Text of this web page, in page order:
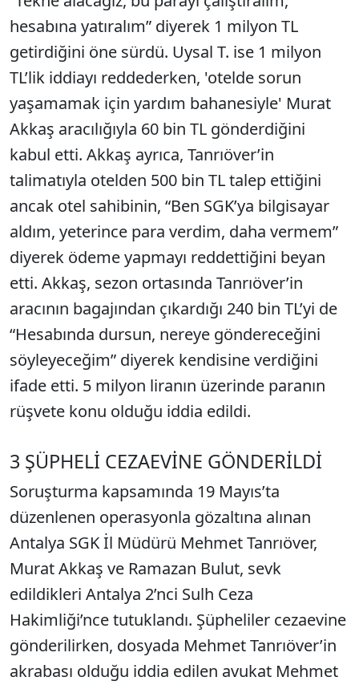
hesabına yatıralım” diyerek 1 milyon TL
getirdiğini öne sürdü. Uysal T. ise 1 milyon
TL’lik iddiayı reddederken, 'otelde sorun
yaşamamak için yardım bahanesiyle' Murat
Akkaş aracılığıyla 60 bin TL gönderdiğini
kabul etti. Akkaş ayrıca, Tanrıöver’in
talimatıyla otelden 500 bin TL talep ettiğini
ancak otel sahibinin, “Ben SGK’ya bilgisayar
aldım, yeterince para verdim, daha vermem”
diyerek ödeme yapmayı reddettiğini beyan
etti. Akkaş, sezon ortasında Tanrıöver’in
aracının bagajından çıkardığı 240 bin TL’yi de
“Hesabında dursun, nereye göndereceğini
söyleyeceğim” diyerek kendisine verdiğini
ifade etti. 5 milyon liranın üzerinde paranın
rüşvete konu olduğu iddia edildi.
3 ŞÜPHELİ CEZAEVİNE GÖNDERİLDİ
Soruşturma kapsamında 19 Mayıs’ta
düzenlenen operasyonla gözaltına alınan
Antalya SGK İl Müdürü Mehmet Tanrıöver,
Murat Akkaş ve Ramazan Bulut, sevk
edildikleri Antalya 2’nci Sulh Ceza
Hakimliği’nce tutuklandı. Şüpheliler cezaevine
gönderilirken, dosyada Mehmet Tanrıöver’in
akrabası olduğu iddia edilen avukat Mehmet